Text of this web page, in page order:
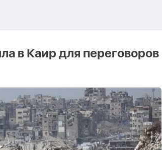
в Каир для переговоров